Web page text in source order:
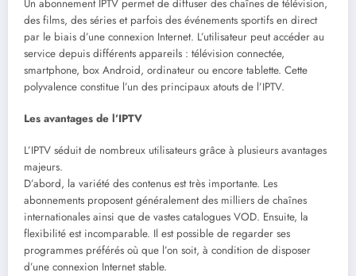
Un abonnement IPTV permet de diffuser des chaînes de télévision,
des films, des séries et parfois des événements sportifs en direct
par le biais d’une connexion Internet. L’utilisateur peut accéder au
service depuis différents appareils : télévision connectée,
smartphone, box Android, ordinateur ou encore tablette. Cette
polyvalence constitue l’un des principaux atouts de l’IPTV.
Les avantages de l’IPTV
L’IPTV séduit de nombreux utilisateurs grâce à plusieurs avantages
majeurs.
D’abord, la variété des contenus est très importante. Les
abonnements proposent généralement des milliers de chaînes
internationales ainsi que de vastes catalogues VOD. Ensuite, la
flexibilité est incomparable. Il est possible de regarder ses
programmes préférés où que l’on soit, à condition de disposer
d’une connexion Internet stable.